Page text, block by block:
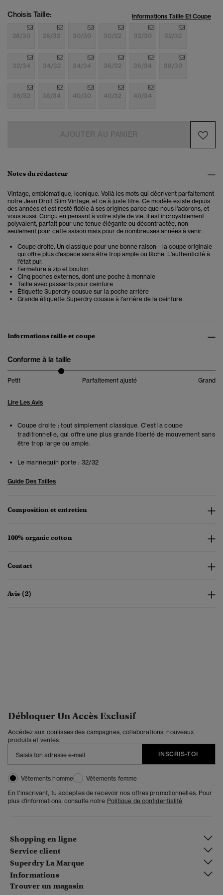
Choisis Taille: Informations Taille Et Coupe
28/30 28/32 30/30 30/32 32/30 32/32
32/34 34/32 34/34 36/32 36/34 38/30
38/32 38/34 40/30 40/32 40/34
Notes du rédacteur
Vintage, emblématique, iconique. Voilà les mots qui décrivent parfaitement
notre Jean Droit Slim Vintage, et ce à juste titre. Ce modèle existe depuis
des années et est resté fidèle à ses origines parce que nous l'adorons, et
vous aussi. Conçu en pensant à votre style de vie, il est incroyablement
polyvalent, parfait pour une tenue élégante ou décontractée, non
seulement pour cette saison mais pour de nombreuses années à venir.
Coupe droite. Un classique pour une bonne raison – la coupe originale
qui offre plus d'espace sans être trop ample ou lâche. L'authenticité à
l'état pur.
Fermeture à zip et bouton
Cinq poches externes, dont une poche à monnaie
Taille avec passants pour ceinture
Étiquette Superdry cousue sur la poche arrière
Grande étiquette Superdry cousue à l'arrière de la ceinture
Informations taille et coupe
Conforme à la taille
Petit Parfaitement ajusté Grand
Lire Les Avis
Coupe droite : tout simplement classique. C'est la coupe
traditionnelle, qui offre une plus grande liberté de mouvement sans
être trop large ou ample.
Le mannequin porte : 32/32
Guide Des Tailles
Composition et entretien
100% organic cotton
Contact
Avis (2)
Débloquer Un Accès Exclusif
Accédez aux coulisses des campagnes, collaborations, nouveaux
produits et ventes.
INSCRIS-TOI
Vêtements homme
Vêtements femme
En t'inscrivant, tu acceptes de recevoir nos offres promotionnelles. Pour
plus d'informations, consulte notre Politique de confidentialité
Shopping en ligne
Service client
Superdry La Marque
Informations
Trouver un magasin